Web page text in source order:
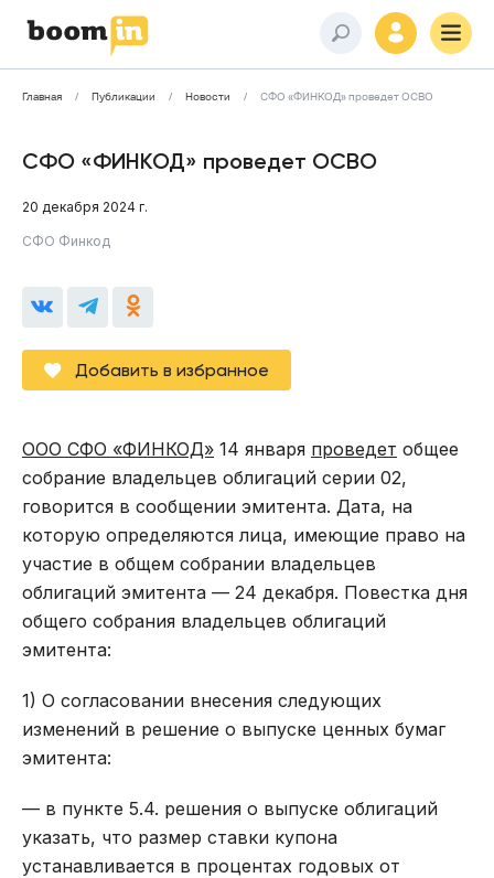
Главная Публикации Новости СФО «ФИНКОД» проведет ОСВО
СФО «ФИНКОД» проведет ОСВО
20 декабря 2024 г.
СФО Финкод
Добавить в избранное
ООО СФО «ФИНКОД» 14 января проведет общее
собрание владельцев облигаций серии 02,
говорится в сообщении эмитента. Дата, на
которую определяются лица, имеющие право на
участие в общем собрании владельцев
облигаций эмитента — 24 декабря. Повестка дня
общего собрания владельцев облигаций
эмитента:
1) О согласовании внесения следующих
изменений в решение о выпуске ценных бумаг
эмитента:
— в пункте 5.4. решения о выпуске облигаций
указать, что размер ставки купона
устанавливается в процентах годовых от